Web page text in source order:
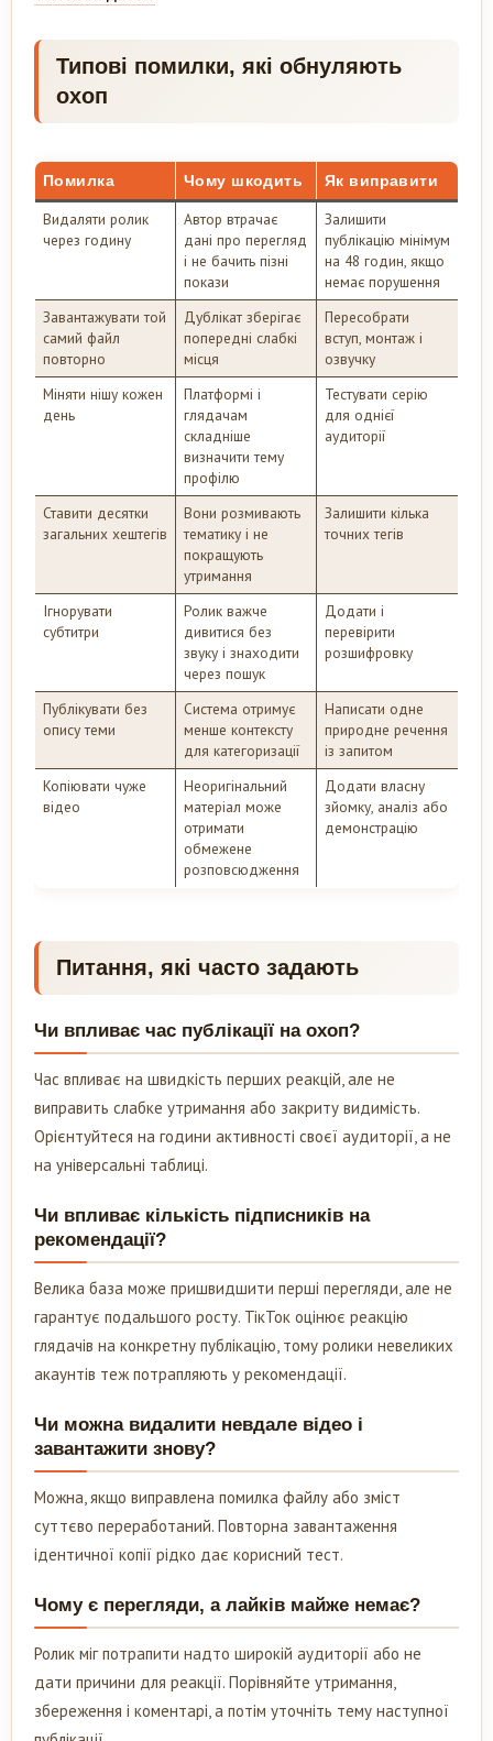
Типові помилки, які обнуляють
охоп
Помилка Чому шкодить Як виправити
Видаляти ролик
через годину
Автор втрачає
дані про перегляд
і не бачить пізні
покази
Залишити
публікацію мінімум
на 48 годин, якщо
немає порушення
Завантажувати той
самий файл
повторно
Дублікат зберігає
попередні слабкі
місця
Пересобрати
вступ, монтаж і
озвучку
Міняти нішу кожен
день
Платформі і
глядачам
складніше
визначити тему
профілю
Тестувати серію
для однієї
аудиторії
Ставити десятки
загальних хештегів
Вони розмивають
тематику і не
покращують
утримання
Залишити кілька
точних тегів
Ігнорувати
субтитри
Ролик важче
дивитися без
звуку і знаходити
через пошук
Додати і
перевірити
розшифровку
Публікувати без
опису теми
Система отримує
менше контексту
для категоризації
Написати одне
природне речення
із запитом
Копіювати чуже
відео
Неоригінальний
матеріал може
отримати
обмежене
розповсюдження
Додати власну
зйомку, аналіз або
демонстрацію
Питання, які часто задають
Чи впливає час публікації на охоп?
Час впливає на швидкість перших реакцій, але не
виправить слабке утримання або закриту видимість.
Орієнтуйтеся на години активності своєї аудиторії, а не
на універсальні таблиці.
Чи впливає кількість підписників на
рекомендації?
Велика база може пришвидшити перші перегляди, але не
гарантує подальшого росту. ТікТок оцінює реакцію
глядачів на конкретну публікацію, тому ролики невеликих
акаунтів теж потрапляють у рекомендації.
Чи можна видалити невдале відео і
завантажити знову?
Можна, якщо виправлена помилка файлу або зміст
суттєво переработаний. Повторна завантаження
ідентичної копії рідко дає корисний тест.
Чому є перегляди, а лайків майже немає?
Ролик міг потрапити надто широкій аудиторії або не
дати причини для реакції. Порівняйте утримання,
збереження і коментарі, а потім уточніть тему наступної